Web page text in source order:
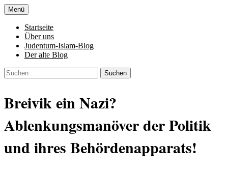
Zum
Inhalt
springen
Al-Adala.de
von allem
Menü
Startseite
Über uns
Judentum-Islam-Blog
Der alte Blog
Suchen
nach:
Breivik ein Nazi?
Ablenkungsmanöver der Politik
und ihres Behördenapparats!